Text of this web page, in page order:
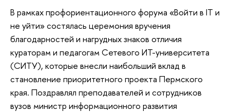
В рамках профориентационного форума «Войти в IT и
не уйти» состялась церемония вручения
благодарностей и нагрудных знаков отличия
кураторам и педагогам Сетевого ИТ-университета
(СИТУ), которые внесли наибольший вклад в
становление приоритетного проекта Пермского
края. Поздравлял преподавателей и сотрудников
вузов министр информационного развития